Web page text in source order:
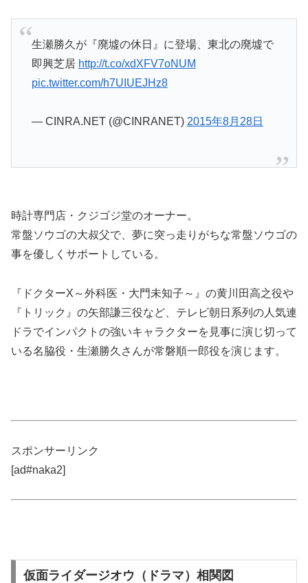
生瀬勝久が『廃墟の休日』に登場、東北の廃墟で
即興芝居 http://t.co/xdXFV7oNUM
pic.twitter.com/h7UIUEJHz8
— CINRA.NET (@CINRANET) 2015年8月28日
時計専門店・クジゴジ堂のオーナー。
常盤ソウゴの大叔父で、夢に突っ走りがちな常盤ソウゴの
事を優しくサポートしている。
『ドクターX～外科医・大門未知子～』の黄川田高之役や
『トリック』の矢部謙三役など、テレビ朝日系列の人気連
ドラでインパクトの強いキャラクターを見事に演じ切って
いる名脇役・生瀬勝久さんが常磐順一郎役を演じます。
スポンサーリンク
[ad#naka2]
仮面ライダージオウ（ドラマ）相関図